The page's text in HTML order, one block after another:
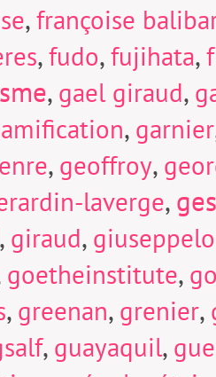
,françoise
,fudo,fujihata,
, gael giraud,
, garnier
, geoffroy,
laverge,
, giraud,
goetheinstitute,
, greenan, grenier,
, guayaquil,